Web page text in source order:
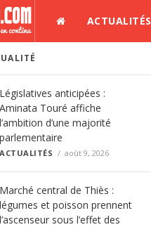
ACTUALITÉS
Législatives anticipées :
Aminata Touré affiche
l’ambition d’une majorité
parlementaire
ACTUALITÉS août 9, 2026
Marché central de Thiès :
légumes et poisson prennent
l’ascenseur sous l’effet des